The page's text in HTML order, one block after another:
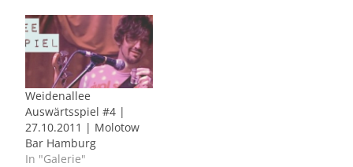
Weidenallee
Auswärtsspiel #4 |
27.10.2011 | Molotow
Bar Hamburg
In "Galerie"